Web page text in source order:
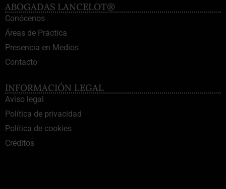
ABOGADAS LANCELOT®
Conócenos
Áreas de Práctica
Presencia en Medios
Contacto
INFORMACIÓN LEGAL
Aviso legal
Política de privacidad
Política de cookies
Créditos